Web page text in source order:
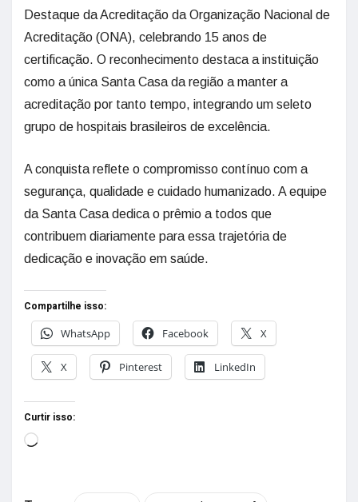
Destaque da Acreditação da Organização Nacional de
Acreditação (ONA), celebrando 15 anos de
certificação. O reconhecimento destaca a instituição
como a única Santa Casa da região a manter a
acreditação por tanto tempo, integrando um seleto
grupo de hospitais brasileiros de excelência.
A conquista reflete o compromisso contínuo com a
segurança, qualidade e cuidado humanizado. A equipe
da Santa Casa dedica o prêmio a todos que
contribuem diariamente para essa trajetória de
dedicação e inovação em saúde.
Compartilhe isso:
WhatsApp
Facebook X
X Pinterest LinkedIn
Curtir isso: